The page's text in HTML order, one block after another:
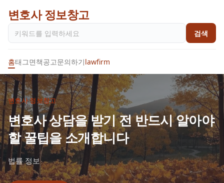
변호사 정보창고
검색
홈태그면책공고문의하기lawfirm
변호사 정보창고
변호사 상담을 받기 전 반드시 알아야
할 꿀팁을 소개합니다
법률 정보